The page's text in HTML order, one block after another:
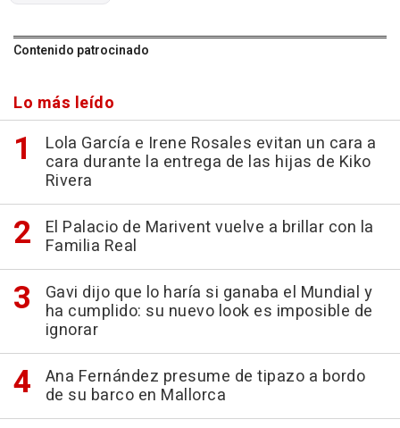
Contenido patrocinado
Lo más leído
Lola García e Irene Rosales evitan un cara a
cara durante la entrega de las hijas de Kiko
Rivera
El Palacio de Marivent vuelve a brillar con la
Familia Real
Gavi dijo que lo haría si ganaba el Mundial y
ha cumplido: su nuevo look es imposible de
ignorar
Ana Fernández presume de tipazo a bordo
de su barco en Mallorca